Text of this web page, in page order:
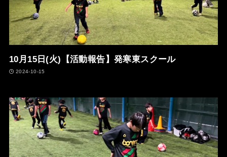
10月15日(火)【活動報告】発寒東スクール
2024-10-15